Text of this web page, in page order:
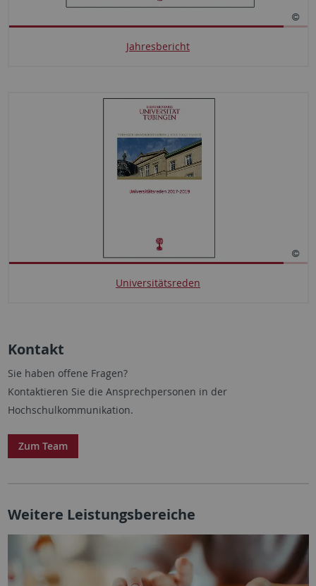
Jahresbericht
Universitätsreden
Kontakt
Sie haben offene Fragen?
Kontaktieren Sie die Ansprechpersonen in der
Hochschulkommunikation.
Zum Team
Weitere Leistungsbereiche